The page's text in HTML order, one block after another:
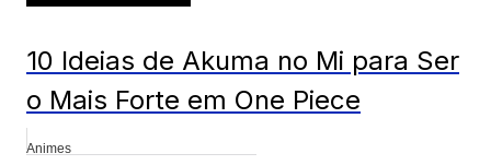
10 Ideias de Akuma no Mi para Ser
o Mais Forte em One Piece
Animes